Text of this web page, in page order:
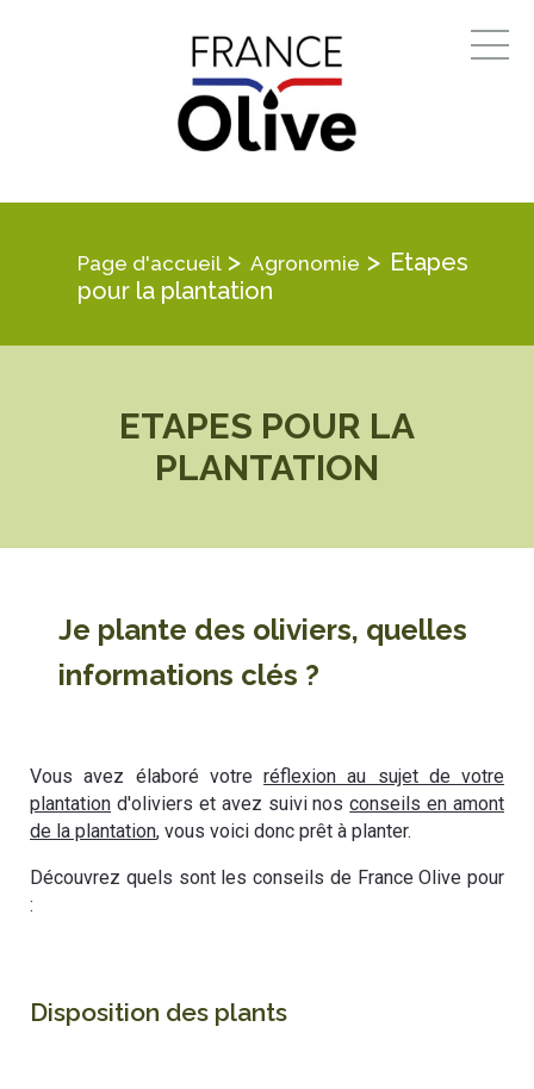
Page d'accueil > Agronomie > Etapes
pour la plantation
ETAPES POUR LA
PLANTATION
Je plante des oliviers, quelles
informations clés ?
Vous avez élaboré votre réflexion au sujet de votre
plantation d'oliviers et avez suivi nosconseils en amont
de la plantation, vous voici donc prêt à planter.
Découvrez quels sont les conseils de France Olive pour
:
Disposition des plants